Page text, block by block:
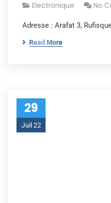
Electronique No
Adresse : Arafat 3,
Read More
29
Juil 22